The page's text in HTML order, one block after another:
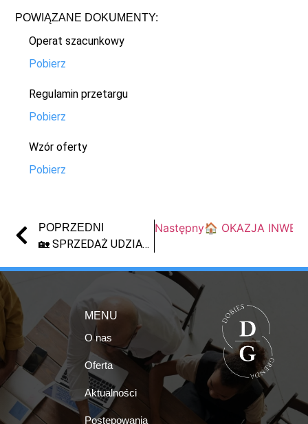
POWIĄZANE DOKUMENTY:
Operat szacunkowy
Pobierz
Regulamin przetargu
Pobierz
Wzór oferty
Pobierz
POPRZEDNI
🏡 SPRZEDAŻ UDZIAŁU W NIERUCHOMOŚCI – WŁOCŁAWEK (LICYTACJA SYNDYKA)
Następny🏠 OKAZJA
MENU
O nas
Oferta
Aktualności
Postępowania